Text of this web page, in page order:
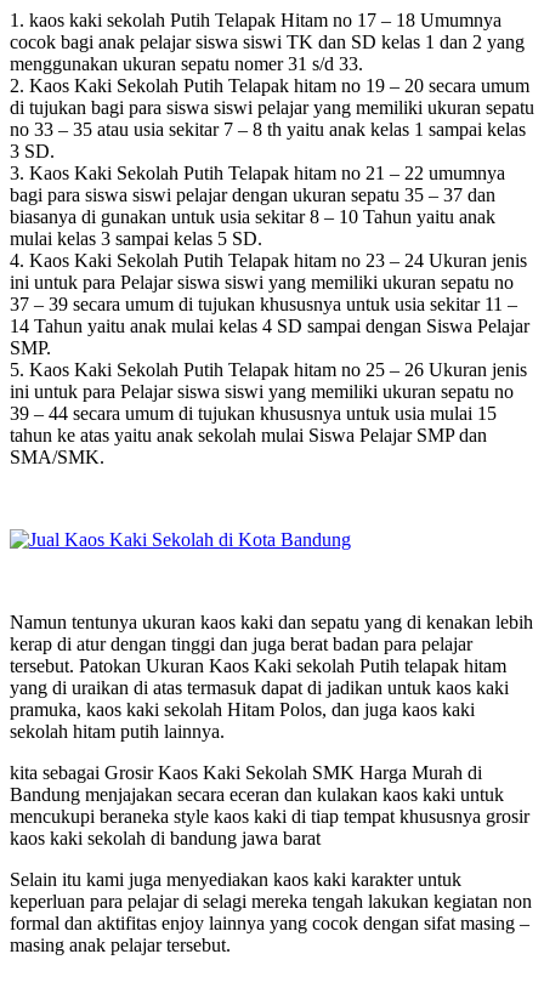
1. kaos kaki sekolah Putih Telapak Hitam no 17 – 18 Umumnya
cocok bagi anak pelajar siswa siswi TK dan SD kelas 1 dan 2 yang
menggunakan ukuran sepatu nomer 31 s/d 33.
2. Kaos Kaki Sekolah Putih Telapak hitam no 19 – 20 secara umum
di tujukan bagi para siswa siswi pelajar yang memiliki ukuran sepatu
no 33 – 35 atau usia sekitar 7 – 8 th yaitu anak kelas 1 sampai kelas
3 SD.
3. Kaos Kaki Sekolah Putih Telapak hitam no 21 – 22 umumnya
bagi para siswa siswi pelajar dengan ukuran sepatu 35 – 37 dan
biasanya di gunakan untuk usia sekitar 8 – 10 Tahun yaitu anak
mulai kelas 3 sampai kelas 5 SD.
4. Kaos Kaki Sekolah Putih Telapak hitam no 23 – 24 Ukuran jenis
ini untuk para Pelajar siswa siswi yang memiliki ukuran sepatu no
37 – 39 secara umum di tujukan khususnya untuk usia sekitar 11 –
14 Tahun yaitu anak mulai kelas 4 SD sampai dengan Siswa Pelajar
SMP.
5. Kaos Kaki Sekolah Putih Telapak hitam no 25 – 26 Ukuran jenis
ini untuk para Pelajar siswa siswi yang memiliki ukuran sepatu no
39 – 44 secara umum di tujukan khususnya untuk usia mulai 15
tahun ke atas yaitu anak sekolah mulai Siswa Pelajar SMP dan
SMA/SMK.
Namun tentunya ukuran kaos kaki dan sepatu yang di kenakan lebih
kerap di atur dengan tinggi dan juga berat badan para pelajar
tersebut. Patokan Ukuran Kaos Kaki sekolah Putih telapak hitam
yang di uraikan di atas termasuk dapat di jadikan untuk kaos kaki
pramuka, kaos kaki sekolah Hitam Polos, dan juga kaos kaki
sekolah hitam putih lainnya.
kita sebagai Grosir Kaos Kaki Sekolah SMK Harga Murah di
Bandung menjajakan secara eceran dan kulakan kaos kaki untuk
mencukupi beraneka style kaos kaki di tiap tempat khususnya grosir
kaos kaki sekolah di bandung jawa barat
Selain itu kami juga menyediakan kaos kaki karakter untuk
keperluan para pelajar di selagi mereka tengah lakukan kegiatan non
formal dan aktifitas enjoy lainnya yang cocok dengan sifat masing –
masing anak pelajar tersebut.